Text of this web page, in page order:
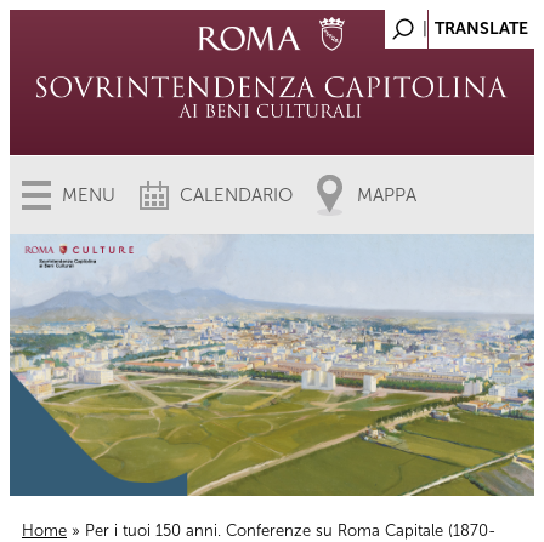
MENU CALENDARIO MAPPA
Home » Per i tuoi 150 anni. Conferenze su Roma Capitale (1870-